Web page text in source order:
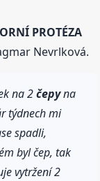
PROTÉZA
Nevrlková.
na 2čepyna
týdnech mi
spadli,
byl čep, tak
vytržení 2